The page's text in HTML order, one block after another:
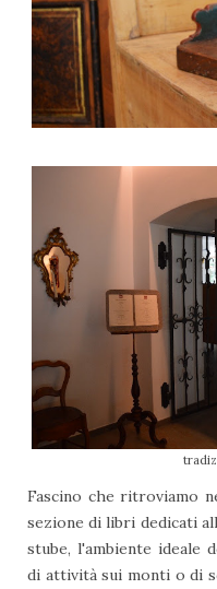
Fascino che ritroviamo
sezione di libri dedicati
stube, l'ambiente ideale
di attività sui monti o di